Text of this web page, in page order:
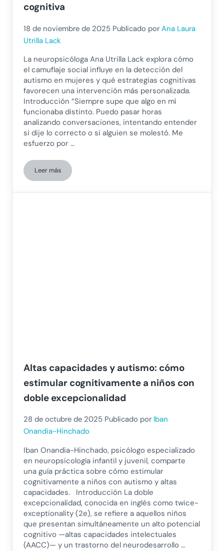
cognitiva
18 de noviembre de 2025 Publicado porAna Laura
Utrilla Lack
La neuropsicóloga Ana Utrilla Lack explora cómo
el camuflaje social influye en la detección del
autismo en mujeres y qué estrategias cognitivas
favorecen una intervención más personalizada.
Introducción “Siempre supe que algo en mí
funcionaba distinto. Puedo pasar horas
analizando conversaciones, intentando entender
si dije lo correcto o si alguien se molestó. Me
esfuerzo por …
Leer másDiagnóstico tardío de autismo en mujeres: cómo
Altas capacidades y autismo: cómo
estimular cognitivamente a niños con
doble excepcionalidad
28 de octubre de 2025 Publicado por Iban
Onandia-Hinchado
Iban Onandia-Hinchado, psicólogo especializado
en neuropsicología infantil y juvenil, comparte
una guía práctica sobre cómo estimular
cognitivamente a niños con autismo y altas
capacidades. Introducción La doble
excepcionalidad, conocida en inglés como twice-
exceptionality (2e), se refiere a aquellos niños
que presentan simultáneamente un alto potencial
cognitivo —altas capacidades intelectuales
(AACC)— y un trastorno del neurodesarrollo …